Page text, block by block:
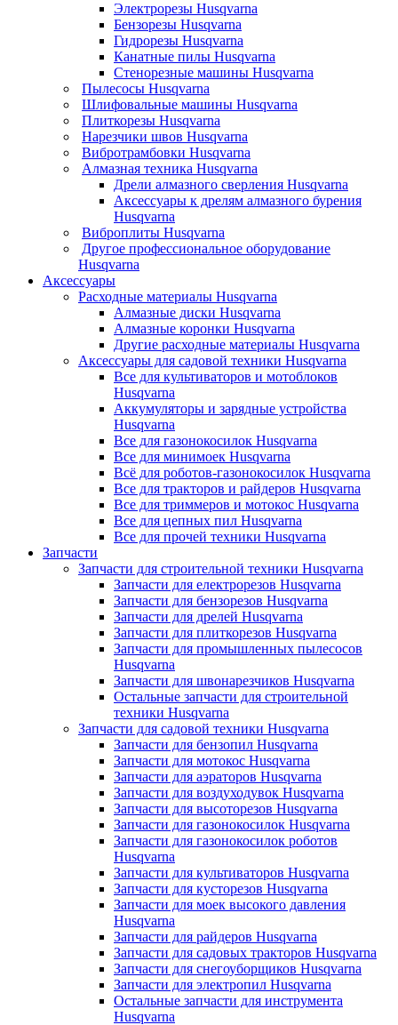
Электрорезы Husqvarna
Бензорезы Husqvarna
Гидрорезы Husqvarna
Канатные пилы Husqvarna
Стенорезные машины Husqvarna
Пылесосы Husqvarna
Шлифовальные машины Husqvarna
Плиткорезы Husqvarna
Нарезчики швов Husqvarna
Вибротрамбовки Husqvarna
Алмазная техника Husqvarna
Дрели алмазного сверления Husqvarna
Аксессуары к дрелям алмазного бурения
Husqvarna
Виброплиты Husqvarna
Другое профессиональное оборудование
Husqvarna
Аксессуары
Расходные материалы Husqvarna
Алмазные диски Husqvarna
Алмазные коронки Husqvarna
Другие расходные материалы Husqvarna
Аксессуары для садовой техники Husqvarna
Все для культиваторов и мотоблоков
Husqvarna
Аккумуляторы и зарядные устройства
Husqvarna
Все для газонокосилок Husqvarna
Все для минимоек Husqvarna
Всё для роботов-газонокосилок Husqvarna
Все для тракторов и райдеров Husqvarna
Все для триммеров и мотокос Husqvarna
Все для цепных пил Husqvarna
Все для прочей техники Husqvarna
Запчасти
Запчасти для строительной техники Husqvarna
Запчасти для електрорезов Husqvarna
Запчасти для бензорезов Husqvarna
Запчасти для дрелей Husqvarna
Запчасти для плиткорезов Husqvarna
Запчасти для промышленных пылесосов
Husqvarna
Запчасти для швонарезчиков Husqvarna
Остальные запчасти для строительной
техники Husqvarna
Запчасти для садовой техники Husqvarna
Запчасти для бензопил Husqvarna
Запчасти для мотокос Husqvarna
Запчасти для аэраторов Husqvarna
Запчасти для воздуходувок Husqvarna
Запчасти для высоторезов Husqvarna
Запчасти для газонокосилок Husqvarna
Запчасти для газонокосилок роботов
Husqvarna
Запчасти для культиваторов Husqvarna
Запчасти для кусторезов Husqvarna
Запчасти для моек высокого давления
Husqvarna
Запчасти для райдеров Husqvarna
Запчасти для садовых тракторов Husqvarna
Запчасти для снегоуборщиков Husqvarna
Запчасти для электропил Husqvarna
Остальные запчасти для инструмента
Husqvarna